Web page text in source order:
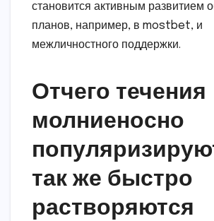
становится активным развитием
планов, например, в mostbet, и
межличностного поддержки.
Отчего течения
молниеносно
так же быстро
растворяются